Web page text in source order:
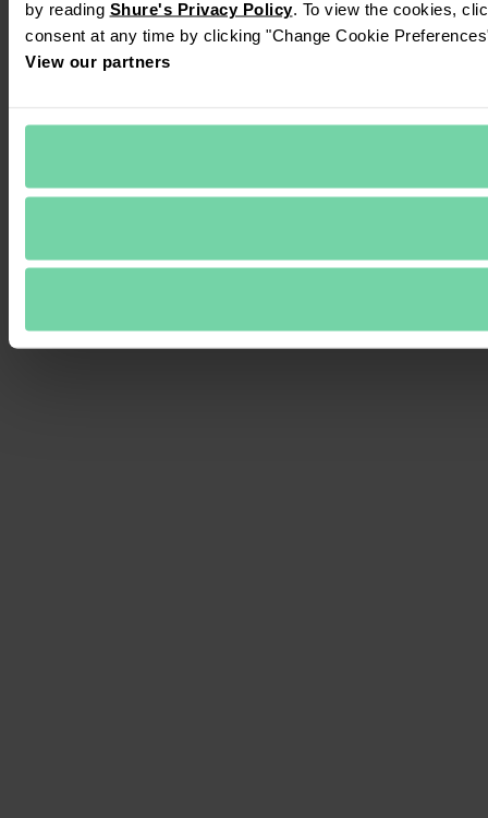
by reading Shure's Privacy Policy. To view the cookies,
consent at any time by clicking "Change Cookie
View our partners